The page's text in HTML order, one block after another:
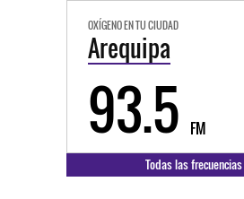
OXÍGENO EN TU CIUDAD
Arequipa
93.5 FM
Todas las frecuencias